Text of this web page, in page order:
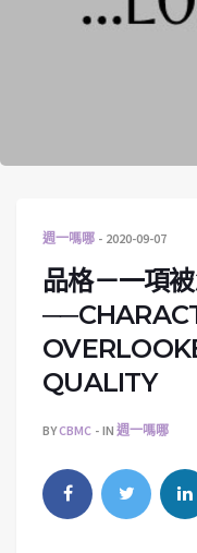
週一嗎哪 2020-09-07
品格－一項
QUALITY
BYCBMC IN 週一嗎哪